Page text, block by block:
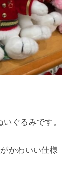
ぐるみです。
かわいい仕様